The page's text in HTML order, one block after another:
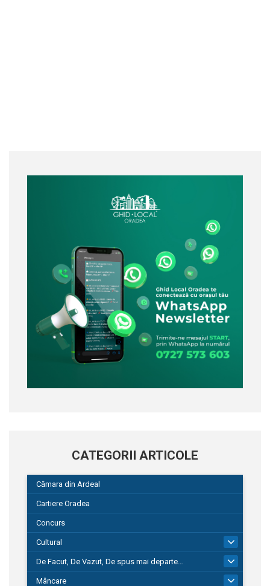
CATEGORII ARTICOLE
Cămara din Ardeal
Cartiere Oradea
Concurs
Cultural
De Facut, De Vazut, De spus mai departe…
580
Mâncare